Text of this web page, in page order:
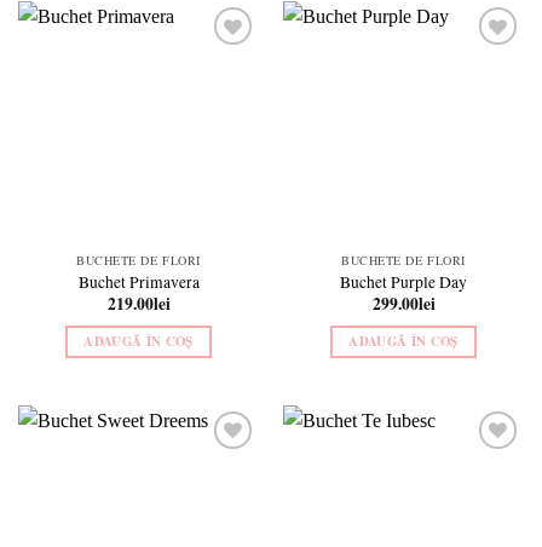
BUCHETE DE FLORI
Buchet Primavera
219.00lei
ADAUGĂ ÎN COȘ
BUCHETE DE FLORI
Buchet Purple Day
299.00lei
ADAUGĂ ÎN COȘ